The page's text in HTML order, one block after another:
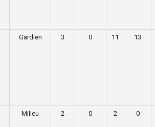
Gardien 3 0 11 13
Milieu 2 0 2 0